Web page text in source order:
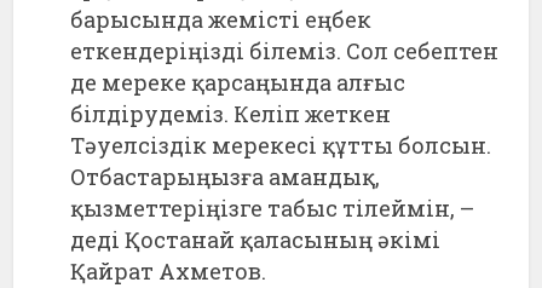
барысында жемісті еңбек
еткендеріңізді білеміз. Сол себептен
де мереке қарсаңында алғыс
білдірудеміз. Келіп жеткен
Тәуелсіздік мерекесі құтты болсын.
Отбастарыңызға амандық,
қызметтеріңізге табыс тілеймін, –
деді Қостанай қаласының әкімі
Қайрат Ахметов.